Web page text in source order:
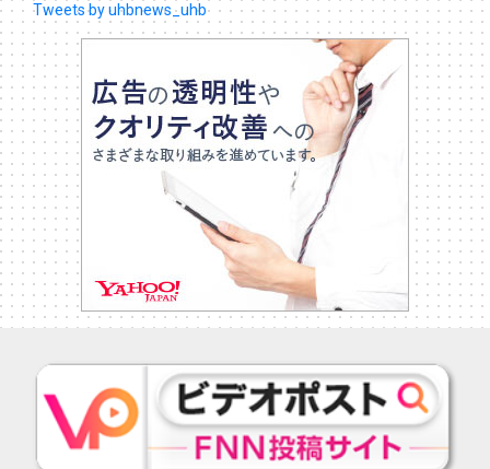
Tweets by uhbnews_uhb